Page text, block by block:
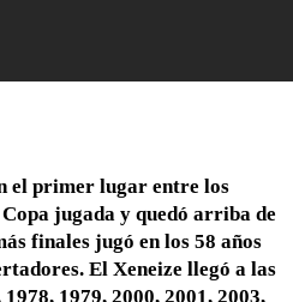
el primer lugar entre los
jugada y quedó arriba de
finales jugó en los 58 años
El Xeneize llegó a las
1979, 2000, 2001, 2003,